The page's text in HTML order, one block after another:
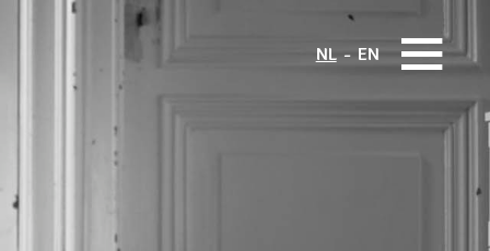
NL EN